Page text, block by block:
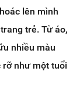
lên mình
trẻ. Từ áo,
nhiều màu
rỡ như một tuổi